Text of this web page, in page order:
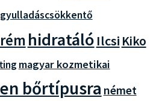
gyulladáscsökkentő
hidratáló Ilcsi Kiko
magyar kozmetikai
bőrtípusra német